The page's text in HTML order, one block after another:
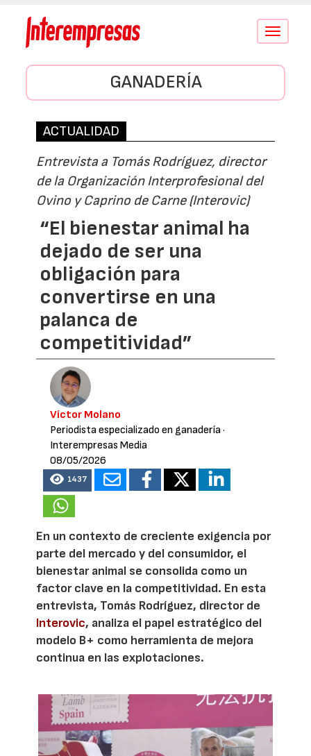
Conmutar
GANADERÍA
ACTUALIDAD
Entrevista a Tomás Rodríguez, director
de la Organización Interprofesional del
Ovino y Caprino de Carne (Interovic)
“El bienestar animal ha
dejado de ser una
obligación para
convertirse en una
palanca de
competitividad”
Víctor Molano
Periodista especializado en ganadería·
Interempresas Media
08/05/2026
1437
En un contexto de creciente exigencia por
parte del mercado y del consumidor, el
bienestar animal se consolida como un
factor clave en la competitividad. En esta
entrevista, Tomás Rodríguez, director de
Interovic, analiza el papel estratégico del
modelo B+ como herramienta de mejora
continua en las explotaciones.